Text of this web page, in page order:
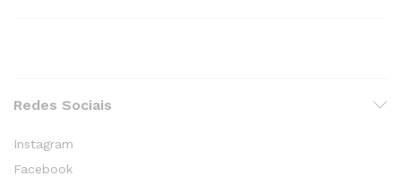
Redes Sociais
Instagram
Facebook